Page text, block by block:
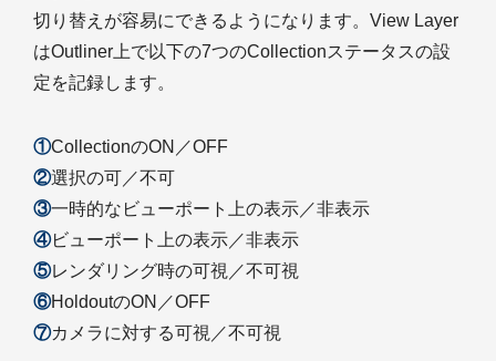
切り替えが容易にできるようになります。View Layer
はOutliner上で以下の7つのCollectionステータスの設
定を記録します。
①CollectionのON／OFF
②選択の可／不可
③一時的なビューポート上の表示／非表示
④ビューポート上の表示／非表示
⑤レンダリング時の可視／不可視
⑥HoldoutのON／OFF
⑦カメラに対する可視／不可視